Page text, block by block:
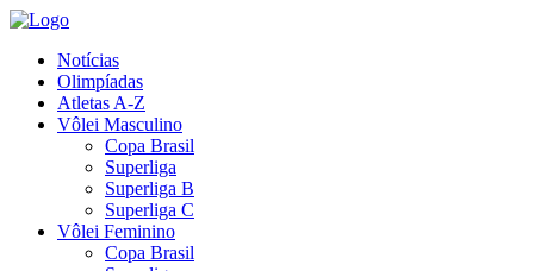
Notícias
Olimpíadas
Atletas A-Z
Vôlei Masculino
Copa Brasil
Superliga
Superliga B
Superliga C
Vôlei Feminino
Copa Brasil